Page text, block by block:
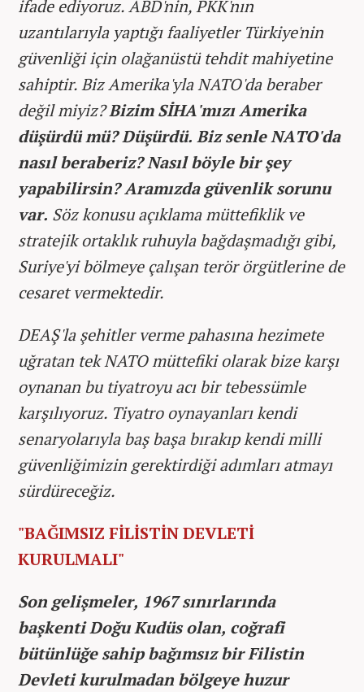
ifade ediyoruz. ABD'nin, PKK'nın
uzantılarıyla yaptığı faaliyetler Türkiye'nin
güvenliği için olağanüstü tehdit mahiyetine
sahiptir. Biz Amerika'yla NATO'da beraber
değil miyiz?Bizim SİHA'mızı Amerika
düşürdü mü? Düşürdü. Biz senle NATO'da
nasıl beraberiz? Nasıl böyle bir şey
yapabilirsin? Aramızda güvenlik sorunu
var. Söz konusu açıklama müttefiklik ve
stratejik ortaklık ruhuyla bağdaşmadığı gibi,
Suriye'yi bölmeye çalışan terör örgütlerine de
cesaret vermektedir.
DEAŞ'la şehitler verme pahasına hezimete
uğratan tek NATO müttefiki olarak bize karşı
oynanan bu tiyatroyu acı bir tebessümle
karşılıyoruz. Tiyatro oynayanları kendi
senaryolarıyla baş başa bırakıp kendi milli
güvenliğimizin gerektirdiği adımları atmayı
sürdüreceğiz.
"BAĞIMSIZ FİLİSTİN DEVLETİ
KURULMALI"
Son gelişmeler, 1967 sınırlarında
başkenti Doğu Kudüs olan, coğrafi
bütünlüğe sahip bağımsız bir Filistin
Devleti kurulmadan bölgeye huzur